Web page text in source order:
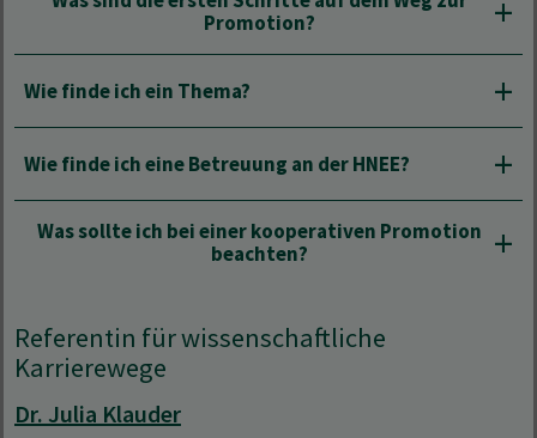
Promotion?
Wie finde ich ein Thema?
Wie finde ich eine Betreuung an der HNEE?
Was sollte ich bei einer kooperativen Promotion
beachten?
Referentin für wissenschaftliche
Karrierewege
Dr. Julia Klauder